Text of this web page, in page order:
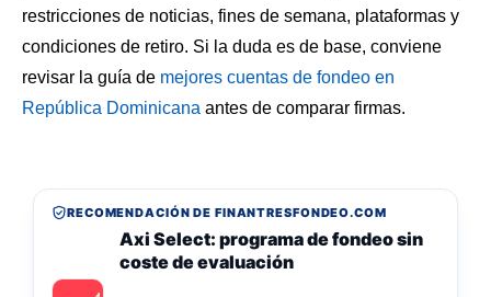
restricciones de noticias, fines de semana, plataformas y
condiciones de retiro. Si la duda es de base, conviene
revisar la guía de mejores cuentas de fondeo en
República Dominicana antes de comparar firmas.
RECOMENDACIÓN DE FINANTRESFONDEO.COM
Axi Select: programa de fondeo sin
coste de evaluación